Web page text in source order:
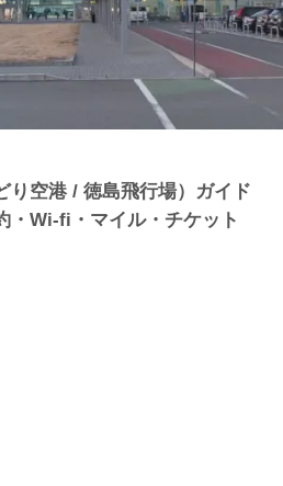
り空港 / 徳島飛行場）ガイド
・Wi-fi・マイル・チケット